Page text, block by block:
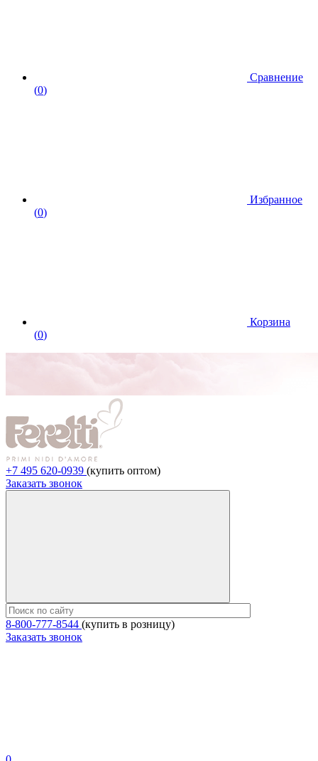
Сравнение
(0)
Избранное
(0)
Корзина
(0)
+7 495 620-0939 (купить оптом)
Заказать звонок
8-800-777-8544 (купить в розницу)
Заказать звонок